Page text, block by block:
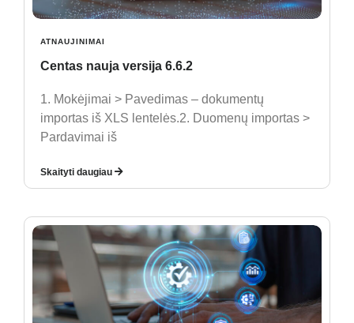
ATNAUJINIMAI
Centas nauja versija 6.6.2
1. Mokėjimai > Pavedimas – dokumentų
importas iš XLS lentelės.2. Duomenų importas >
Pardavimai iš
Skaityti daugiau